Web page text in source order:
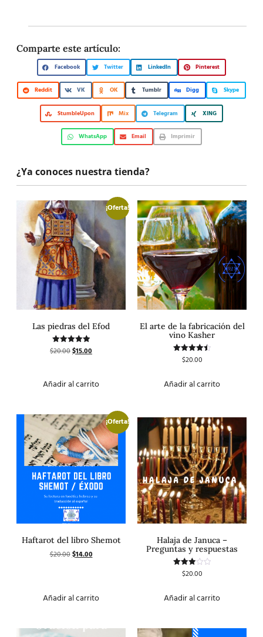
Comparte este artículo:
Facebook Twitter LinkedIn Pinterest
Reddit VK OK Tumblr Digg Skype
StumbleUpon Mix Telegram XING
WhatsApp Email Imprimir
¿Ya conoces nuestra tienda?
¡Oferta!
Las piedras del Efod
Valorado
con
$20.00$15.00
Añadir al carrito
El arte de la fabricación del
vino Kasher
Valorado
$20.00
Añadir al carrito
¡Oferta!
Haftarot del libro Shemot
$20.00$14.00
Añadir al carrito
Halaja de Januca –
Preguntas y respuestas
Valorado
con
$20.00
Añadir al carrito